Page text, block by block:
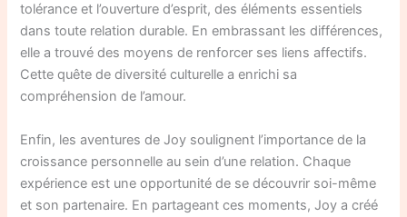
tolérance et l’ouverture d’esprit, des éléments essentiels
dans toute relation durable. En embrassant les différences,
elle a trouvé des moyens de renforcer ses liens affectifs.
Cette quête de diversité culturelle a enrichi sa
compréhension de l’amour.
Enfin, les aventures de Joy soulignent l’importance de la
croissance personnelle au sein d’une relation. Chaque
expérience est une opportunité de se découvrir soi-même
et son partenaire. En partageant ces moments, Joy a créé